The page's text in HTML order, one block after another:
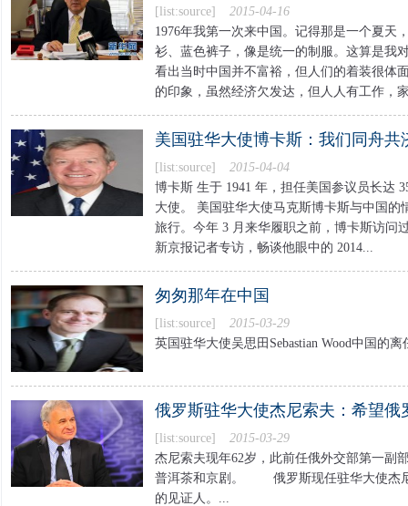
[list:source]
2015-04-16
1976年我第一次来中国。记得那是一个夏天
衫、蓝色裤子，像是统一的制服。这算是我
看出当时中国并不富裕，但人们的着装很体
的印象，虽然经济欠发达，但人人有工作，
美国驻华大使博卡斯：我们同舟共
[list:source]
2015-04-04
博卡斯 生于 1941 年，担任美国参议员长达
大使。 美国驻华大使马克斯博卡斯与中国的
旅行。今年 3 月来华履职之前，博卡斯访问
新京报记者专访，畅谈他眼中的 2014...
匆匆那年在中国
[list:source]
2015-03-29
英国驻华大使吴思田Sebastian Wood中国的离
俄罗斯驻华大使杰尼索夫：希望俄
[list:source]
2015-03-29
杰尼索夫现年62岁，此前任俄外交部第一副
普洱茶和京剧。 俄罗斯现任驻华大使杰
的见证人。...